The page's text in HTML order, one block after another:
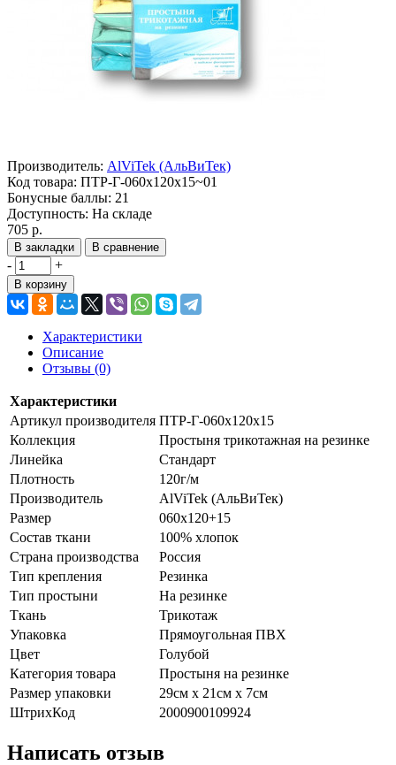
Производитель: AlViTek (АльВиТек)
Код товара: ПТР-Г-060х120х15~01
Бонусные баллы: 21
Доступность: На складе
705 р.
В закладки В сравнение
- +
В корзину
Характеристики
Описание
Отзывы (0)
Характеристики
Артикул производителя ПТР-Г-060х120х15
Коллекция
Простыня трикотажная на резинке
Линейка
Стандарт
Плотность
120г/м
Производитель
AlViTek (АльВиТек)
Размер
060х120+15
Состав ткани
100% хлопок
Страна производства
Россия
Тип крепления
Резинка
Тип простыни
На резинке
Ткань
Трикотаж
Упаковка
Прямоугольная ПВХ
Цвет
Голубой
Категория товара
Простыня на резинке
Размер упаковки
29см х 21см х 7см
ШтрихКод
2000900109924
Написать отзыв